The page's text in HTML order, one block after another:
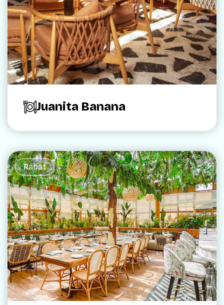
Juanita Banana
Rabat